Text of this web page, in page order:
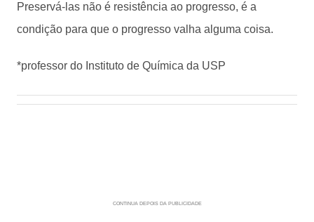
Preservá-las não é resistência ao progresso, é a
condição para que o progresso valha alguma coisa.
*professor do Instituto de Química da USP